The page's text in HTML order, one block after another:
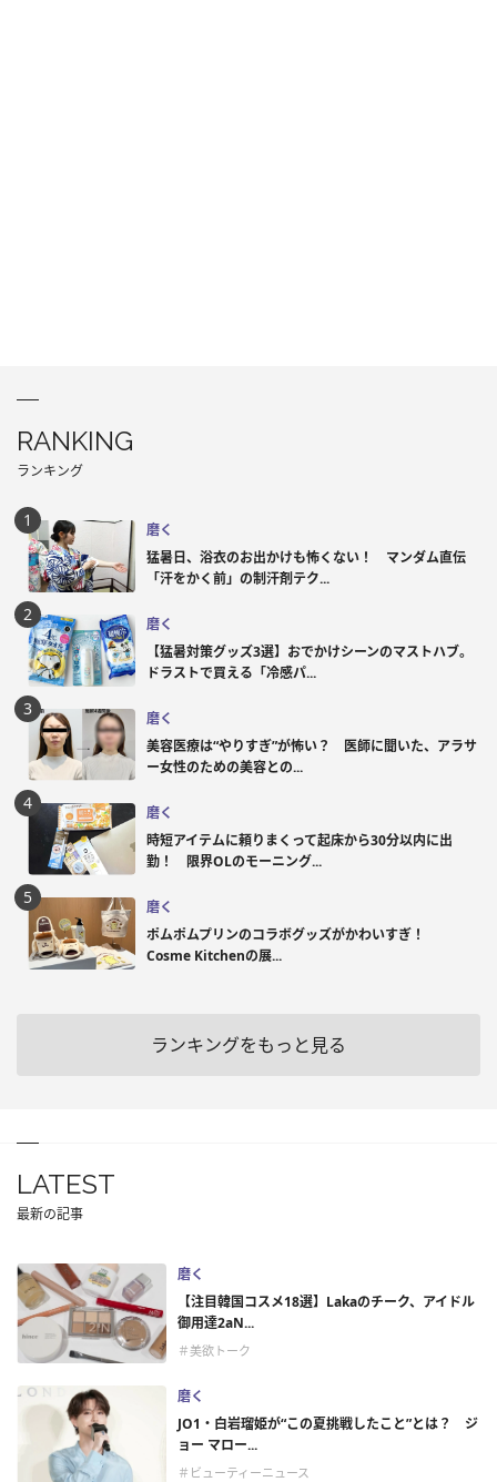
RANKING
ランキング
磨く
猛暑日、浴衣のお出かけも怖くない！ マンダム直伝
「汗をかく前」の制汗剤テク...
磨く
【猛暑対策グッズ3選】おでかけシーンのマストハブ。
ドラストで買える「冷感パ...
磨く
美容医療は“やりすぎ”が怖い？ 医師に聞いた、アラサ
ー女性のための美容との...
磨く
時短アイテムに頼りまくって起床から30分以内に出
勤！ 限界OLのモーニング...
磨く
ポムポムプリンのコラボグッズがかわいすぎ！
Cosme Kitchenの展...
ランキングをもっと見る
LATEST
最新の記事
磨く
【注目韓国コスメ18選】Lakaのチーク、アイドル
御用達2aN...
＃美欲トーク
磨く
JO1・白岩瑠姫が“この夏挑戦したこと”とは？ ジ
ョー マロー...
＃ビューティーニュース